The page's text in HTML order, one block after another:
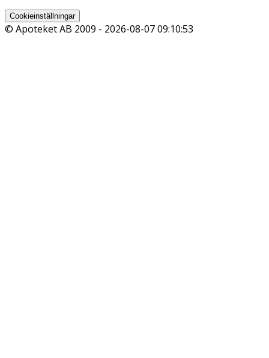
Cookieinställningar
© Apoteket AB 2009 - 2026-08-07 09:10:53